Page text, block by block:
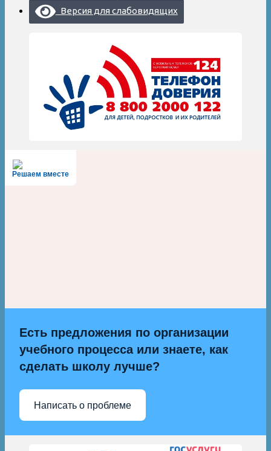
Версия для слабовидящих
Решаем вместе
Есть предложения по организации
учебного процесса или знаете, как
сделать школу лучше?
Написать о проблеме